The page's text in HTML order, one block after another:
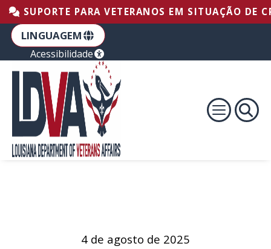
Pular para a navegação principal
Ir para o conteúdo
Ir para o rodapé
SUPORTE PARA VETERANOS EM SITUAÇÃO DE
LINGUAGEM
Acessibilidade
4 de agosto de 2025